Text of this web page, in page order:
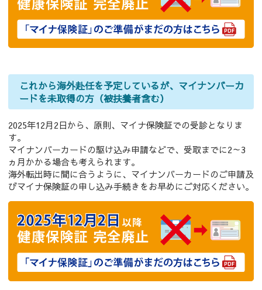
これから海外赴任を予定しているが、マイナンバーカ
ードを未取得の方（被扶養者含む）
2025年12月2日から、原則、マイナ保険証での受診となりま
す。
マイナンバーカードの駆け込み申請などで、受取までに2～3
ヵ月かかる場合も考えられます。
海外転出時に間に合うように、マイナンバーカードのご申請及
びマイナ保険証の申し込み手続きをお早めにご対応ください。